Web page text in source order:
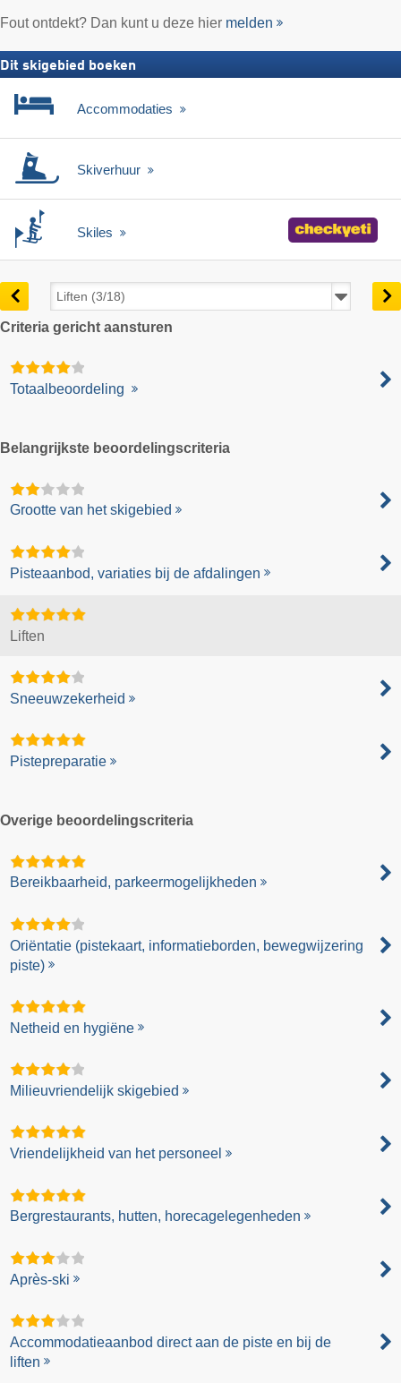
Fout ontdekt? Dan kunt u deze hier melden
Dit skigebied boeken
Accommodaties
Skiverhuur
Skiles
Criteria gericht aansturen
Totaalbeoordeling
Belangrijkste beoordelingscriteria
Grootte van het skigebied
Pisteaanbod, variaties bij de afdalingen
Liften
Sneeuwzekerheid
Pistepreparatie
Overige beoordelingscriteria
Bereikbaarheid, parkeermogelijkheden
Oriëntatie (pistekaart, informatieborden, bewegwijzering
piste)
Netheid en hygiëne
Milieuvriendelijk skigebied
Vriendelijkheid van het personeel
Bergrestaurants, hutten, horecagelegenheden
Après-ski
Accommodatieaanbod direct aan de piste en bij de
liften